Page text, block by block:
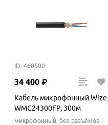
ID: 460500
34 400 ₽
Кабель микрофонный Wize
WMC24300FP, 300м
микрофонный, без разъёмов -